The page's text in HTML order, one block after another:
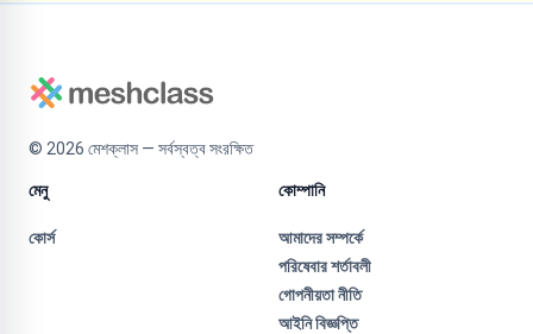
© 2026 মেশক্লাস — সর্বস্বত্ব সংরক্ষিত
মেনু
কোর্স
কোম্পানি
আমাদের সম্পর্কে
পরিষেবার শর্তাবলী
গোপনীয়তা নীতি
আইনি বিজ্ঞপ্তি